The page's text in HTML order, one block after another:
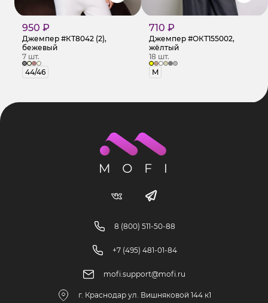
950 ₽
Джемпер #КТ8042 (2),
бежевый
7 шт.
44/46
710 ₽
Джемпер #ОКТ155002,
жёлтый
18 шт.
M
8 (800) 511-50-88
+7 (495) 481-01-84
mofi.support@mofi.ru
г. Краснодар ул. Вишняковой 144 к1